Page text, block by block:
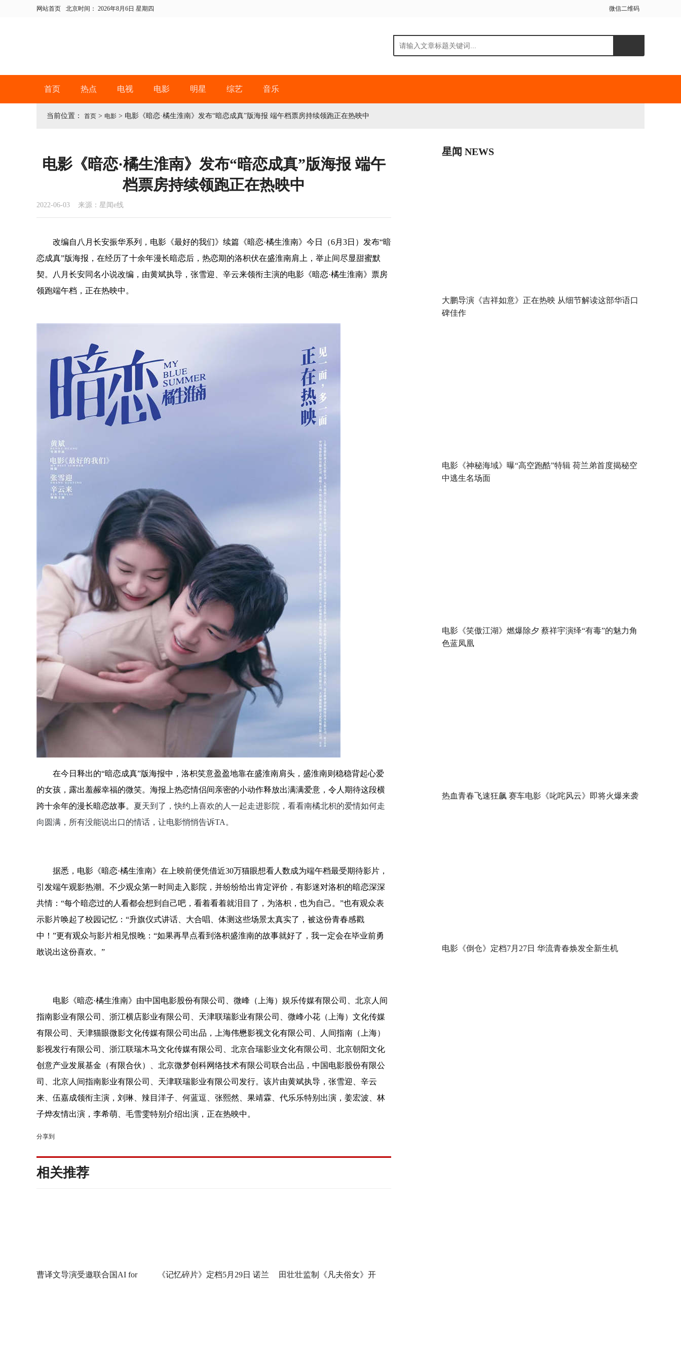
网站首页 北京时间： 2026年8月6日 星期四 微信二维码
首页 热点 电视 电影 明星 综艺 音乐
当前位置： 首页 > 电影 > 电影《暗恋·橘生淮南》发布“暗恋成真”版海报 端午档票房持续领跑正在热映中
电影《暗恋·橘生淮南》发布“暗恋成真”版海报 端午
档票房持续领跑正在热映中
2022-06-03 来源：星闻e线
改编自八月长安振华系列，电影《最好的我们》续篇《暗恋·橘生淮南》今日（6月3日） 发布“暗
恋成真”版海报 ， 在经历了十余年漫长暗恋后，热恋期的洛枳伏在盛淮南肩上，举止间尽显甜蜜默
契。 八月长安同名小说改编，由黄斌执导 ，张雪迎、辛云来领衔主演的电影《暗恋·橘生淮南》 票房
领跑端午档，正在热映中 。
在今日释出的“暗恋成真”版海报中，洛枳笑意盈盈地靠在盛淮南肩头，盛淮南则稳稳背起心爱
的女孩，露出羞赧幸福的微笑。海报上热恋情侣间亲密的小动作释放出满满爱意，令人期待这段横
跨十余年的漫长暗恋故事。 夏天到了，快约上喜欢的人一起走进影院，看看南橘北枳的爱情如何走
向圆满，所有没能说出口的情话，让电影悄悄告诉TA。
据悉，电影《暗恋·橘生淮南》在上映前便凭借近30万猫眼想看人数成为端午档最受期待影片，
引发端午观影热潮。不少观众第一时间走入影院，并纷纷给出肯定评价，有影迷对洛枳的暗恋深深
共情： “每个暗恋过的人看都会想到自己吧，看着看着就泪目了，为洛枳，也为自己。”也有观众表
示影片唤起了校园记忆：“升旗仪式讲话、大合唱、体测这些场景太真实了，被这份青春感戳
中！”更有观众与影片相见恨晚：“如果再早点看到洛枳盛淮南的故事就好了，我一定会在毕业前勇
敢说出这份喜欢。”
电影《暗恋·橘生淮南》由中国电影股份有限公司、微峰（上海）娱乐传媒有限公司、北京人间
指南影业有限公司、浙江横店影业有限公司、天津联瑞影业有限公司、微峰小花（上海）文化传媒
有限公司、天津猫眼微影文化传媒有限公司出品，上海伟懋影视文化有限公司、人间指南（上海）
影视发行有限公司、浙江联瑞木马文化传媒有限公司、北京合瑞影业文化有限公司、北京朝阳文化
创意产业发展基金（有限合伙）、北京微梦创科网络技术有限公司联合出品，中国电影股份有限公
司、北京人间指南影业有限公司、天津联瑞影业有限公司发行。该片由黄斌执导， 张雪迎
辛云
来 、伍嘉成领衔主演，刘琳、辣目洋子、何蓝逗、张熙然、果靖霖、代乐乐特别出演，姜宏波、林
子烨友情出演，李希萌、毛雪雯特别介绍出演， 正在热映中 。
分享到
相关推荐
曹译文导演受邀联合国AI for 《记忆碎片》定档5月29日 诺兰 田壮壮监制《凡夫俗女》开
星闻 NEWS
大鹏导演《吉祥如意》正在热映 从细节解读这部华语口
碑佳作
电影《神秘海域》曝“高空跑酷”特辑 荷兰弟首度揭秘空
中逃生名场面
电影《笑傲江湖》燃爆除夕 蔡祥宇演绎“有毒”的魅力角
色蓝凤凰
热血青春飞速狂飙 赛车电影《叱咤风云》即将火爆来袭
电影《倒仓》定档7月27日 华流青春焕发全新生机